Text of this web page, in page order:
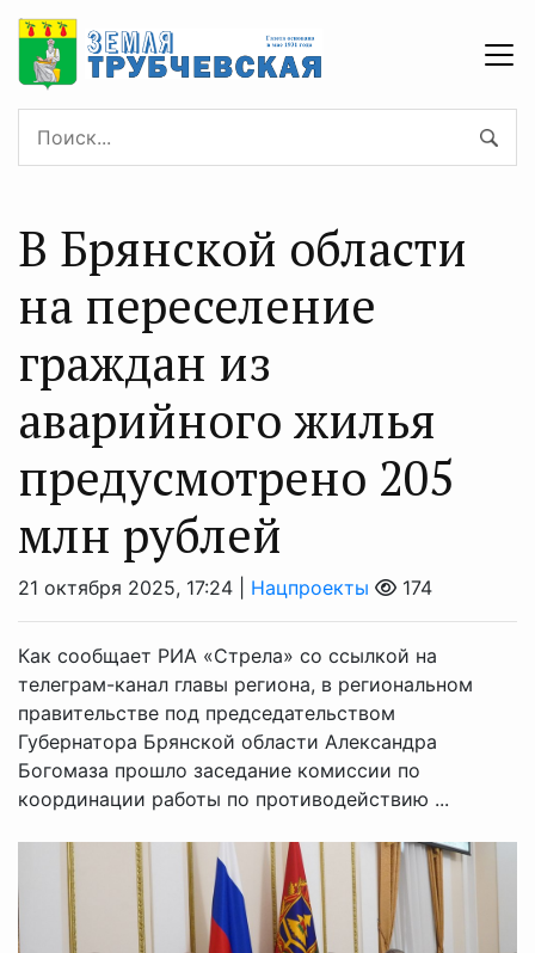
В Брянской области
на переселение
граждан из
аварийного жилья
предусмотрено 205
млн рублей
21 октября 2025, 17:24 | Нацпроекты 174
Как сообщает РИА «Стрела» со ссылкой на
телеграм-канал главы региона, в региональном
правительстве под председательством
Губернатора Брянской области Александра
Богомаза прошло заседание комиссии по
координации работы по противодействию ...